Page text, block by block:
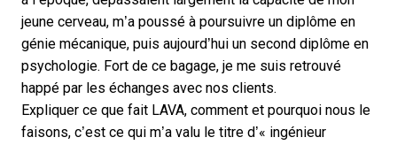
jeune cerveau, m’a poussé à poursuivre un diplôme en
génie mécanique, puis aujourd’hui un second diplôme en
psychologie. Fort de ce bagage, je me suis retrouvé
happé par les échanges avec nos clients.
Expliquer ce que fait LAVA, comment et pourquoi nous le
faisons, c’est ce qui m’a valu le titre d’« ingénieur